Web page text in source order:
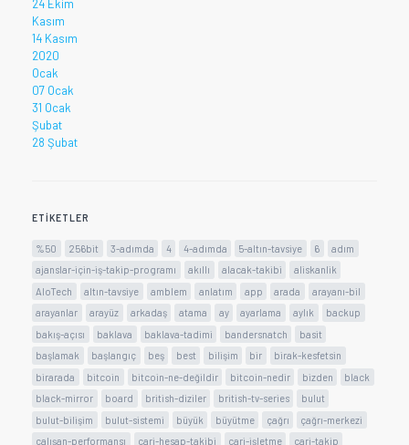
24 Ekim
Kasım
14 Kasım
2020
Ocak
07 Ocak
31 Ocak
Şubat
28 Şubat
ETIKETLER
%50 256bit 3-adımda 4 4-adımda 5-altın-tavsiye 6
adım
ajanslar-için-iş-takip-programı
akıllı alacak-takibi
aliskanlik
AloTech
altın-tavsiye amblem anlatım app arada
arayanı-bil
arayanlar
arayüz arkadaş atama ay ayarlama aylık
backup
bakış-açısı
baklava baklava-tadimi bandersnatch
basit
başlamak
başlangıç beş best bilişim bir
birak-kesfetsin
birarada
bitcoin bitcoin-ne-değildir bitcoin-nedir bizden
black
black-mirror
board british-diziler british-tv-series
bulut
bulut-bilişim
bulut-sistemi büyük büyütme çağrı
çağrı-merkezi
çalışan-performansı
cari-hesap-takibi cari-işletme
cari-takip